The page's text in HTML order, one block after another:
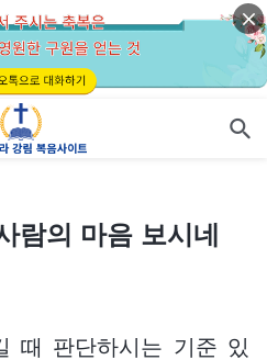
네
람의 마음 보시네
때 판단하시는 기준 있